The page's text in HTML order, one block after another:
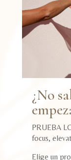
¿No
PRUEBA
focus,
Elige un